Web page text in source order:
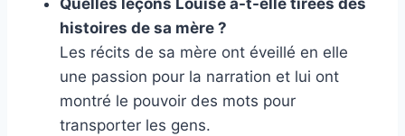
Quelles leçons Louise a-t-elle tirées des
histoires de sa mère ?
Les récits de sa mère ont éveillé en elle
une passion pour la narration et lui ont
montré le pouvoir des mots pour
transporter les gens.